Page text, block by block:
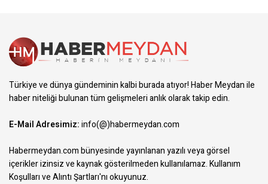
Türkiye ve dünya gündeminin kalbi burada atıyor! Haber Meydan ile
haber niteliği bulunan tüm gelişmeleri anlık olarak takip edin.
E-Mail Adresimiz:info(@)habermeydan.com
Habermeydan.com bünyesinde yayınlanan yazılı veya görsel
içerikler izinsiz ve kaynak gösterilmeden kullanılamaz.Kullanım
Koşulları ve Alıntı Şartları'nı okuyunuz.